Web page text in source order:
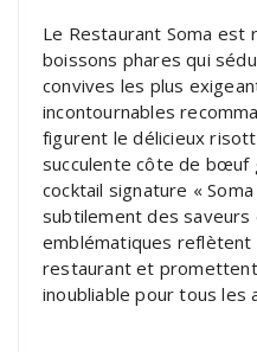
Le Restaurant Soma
boissons phares qui
convives les plus
incontournables
figurent le délicieux
succulente côte de bœuf
cocktail signature «
subtilement des saveurs
emblématiques reflètent
restaurant et
inoubliable pour tous les